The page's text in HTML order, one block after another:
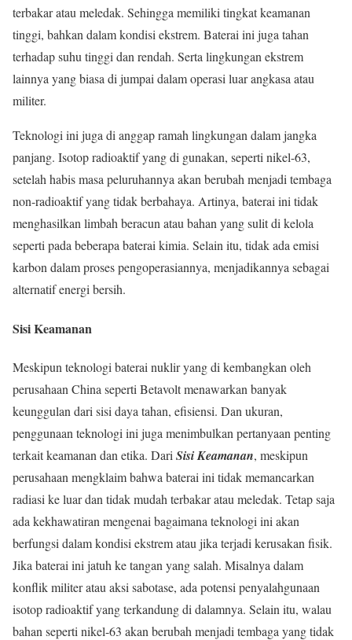
terbakar atau meledak. Sehingga memiliki tingkat keamanan
tinggi, bahkan dalam kondisi ekstrem. Baterai ini juga tahan
terhadap suhu tinggi dan rendah. Serta lingkungan ekstrem
lainnya yang biasa di jumpai dalam operasi luar angkasa atau
militer.
Teknologi ini juga di anggap ramah lingkungan dalam jangka
panjang. Isotop radioaktif yang di gunakan, seperti nikel-63,
setelah habis masa peluruhannya akan berubah menjadi tembaga
non-radioaktif yang tidak berbahaya. Artinya, baterai ini tidak
menghasilkan limbah beracun atau bahan yang sulit di kelola
seperti pada beberapa baterai kimia. Selain itu, tidak ada emisi
karbon dalam proses pengoperasiannya, menjadikannya sebagai
alternatif energi bersih.
Sisi Keamanan
Meskipun teknologi baterai nuklir yang di kembangkan oleh
perusahaan China seperti Betavolt menawarkan banyak
keunggulan dari sisi daya tahan, efisiensi. Dan ukuran,
penggunaan teknologi ini juga menimbulkan pertanyaan penting
terkait keamanan dan etika. Dari Sisi Keamanan, meskipun
perusahaan mengklaim bahwa baterai ini tidak memancarkan
radiasi ke luar dan tidak mudah terbakar atau meledak. Tetap saja
ada kekhawatiran mengenai bagaimana teknologi ini akan
berfungsi dalam kondisi ekstrem atau jika terjadi kerusakan fisik.
Jika baterai ini jatuh ke tangan yang salah. Misalnya dalam
konflik militer atau aksi sabotase, ada potensi penyalahgunaan
isotop radioaktif yang terkandung di dalamnya. Selain itu, walau
bahan seperti nikel-63 akan berubah menjadi tembaga yang tidak